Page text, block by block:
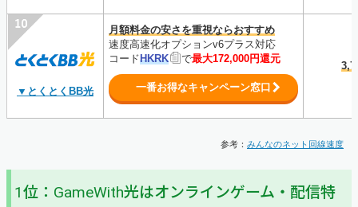
▼とくとくBB光
月額料金の安さを重視ならおすすめ
速度高速化オプションv6プラス対応
コードHKRK で最大172,000円還元
一番お得なキャンペーン窓口
参考： みんなのネット回線速度
1位：GameWith光はオンラインゲーム・配信特